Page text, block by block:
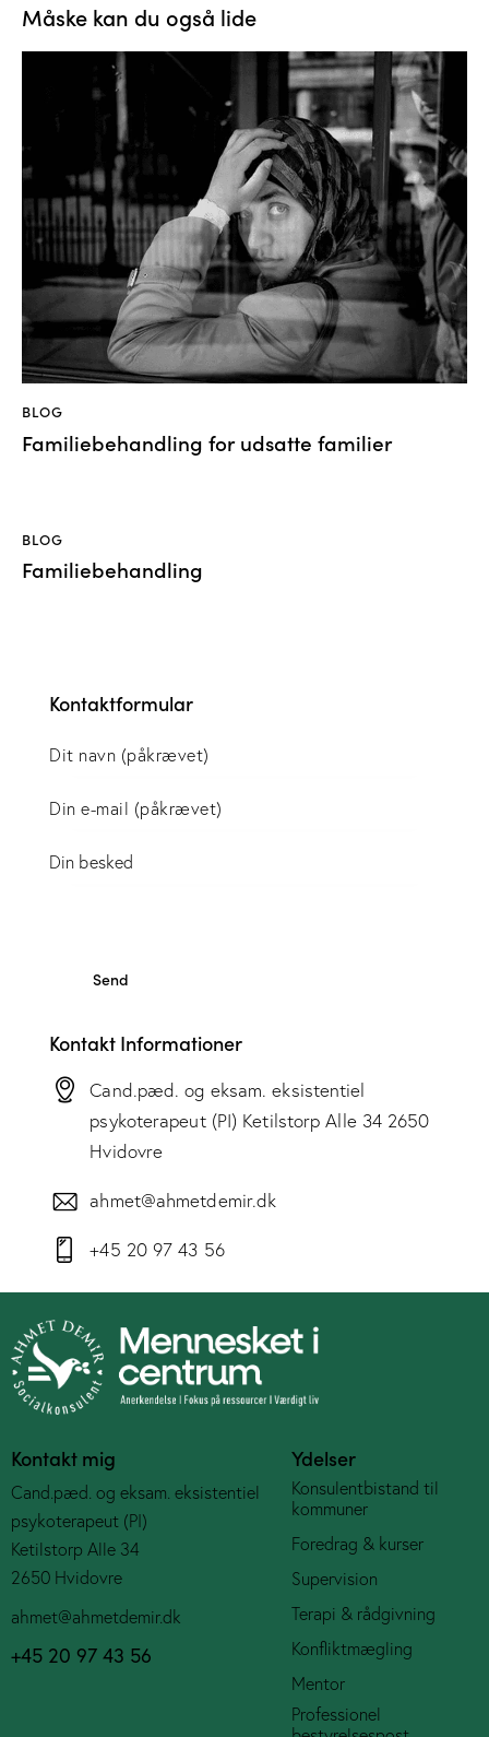
Måske kan du også lide
BLOG
Familiebehandling for udsatte familier
BLOG
Familiebehandling
Kontaktformular
Kontakt Informationer
Cand.pæd. og eksam. eksistentiel
psykoterapeut (PI) Ketilstorp Alle 34 2650
Hvidovre
ahmet@ahmetdemir.dk
+45 20 97 43 56
Kontakt mig
Cand.pæd. og eksam. eksistentiel
psykoterapeut (PI)
Ketilstorp Alle 34
2650 Hvidovre
ahmet@ahmetdemir.dk
+45 20 97 43 56
Ydelser
Konsulentbistand til
kommuner
Foredrag & kurser
Supervision
Terapi & rådgivning
Konfliktmægling
Mentor
Professionel